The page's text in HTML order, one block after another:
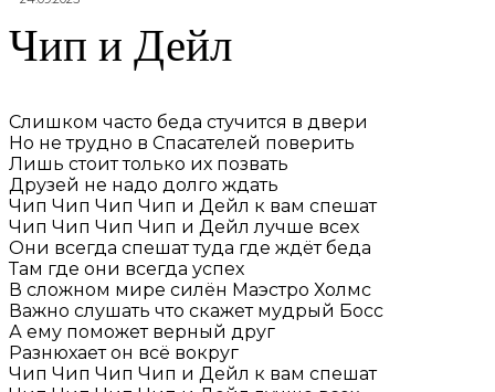
Чип и Дейл
Слишком часто беда стучится в двери
Но не трудно в Спасателей поверить
Лишь стоит только их позвать
Друзей не надо долго ждать
Чип Чип Чип Чип и Дейл к вам спешат
Чип Чип Чип Чип и Дейл лучше всех
Они всегда спешат туда где ждёт беда
Там где они всегда успех
В сложном мире силён Маэстро Холмс
Важно слушать что скажет мудрый Босс
А ему поможет верный друг
Разнюхает он всё вокруг
Чип Чип Чип Чип и Дейл к вам спешат